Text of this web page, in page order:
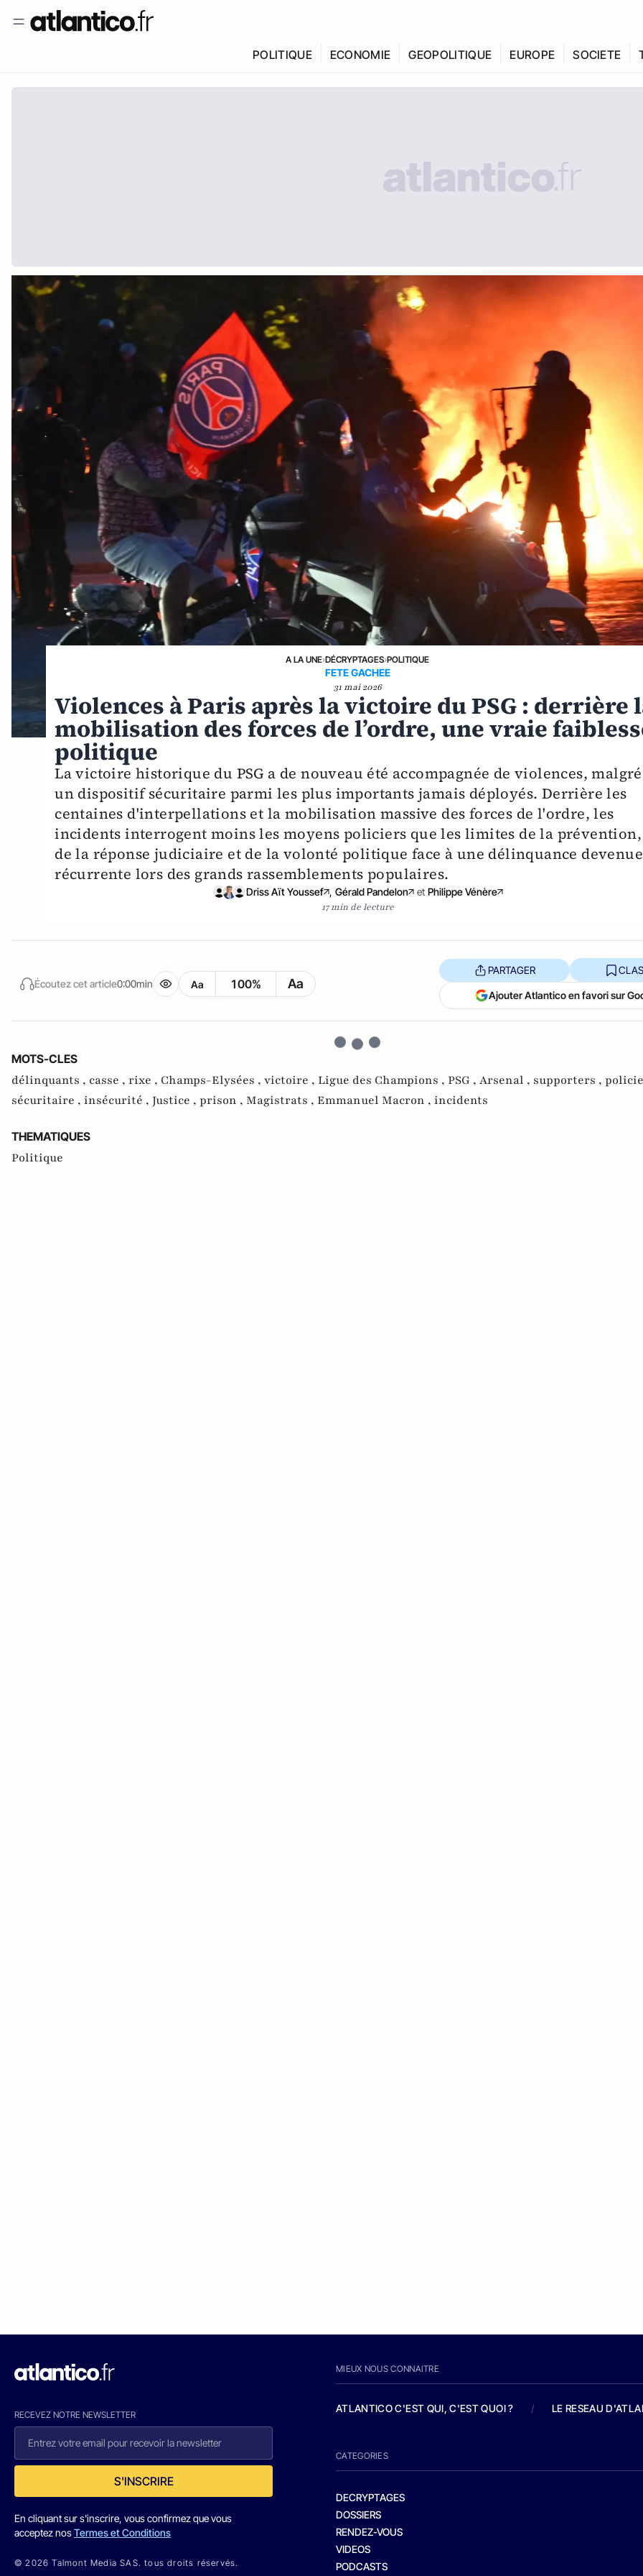
POLITIQUE ECONOMIE GEOPOLITIQUE EUROPE SOCIETE
A LA UNE›DÉCRYPTAGES›POLITIQUE
FETE GACHEE
31 mai 2026
Violences à Paris après la victoire du PSG : derrière
mobilisation des forces de l’ordre, une vraie
politique
La victoire historique du PSG a de nouveau été accompagnée de violences, malgré
un dispositif sécuritaire parmi les plus importants jamais déployés. Derrière les
centaines d'interpellations et la mobilisation massive des forces de l'ordre, les
incidents interrogent moins les moyens policiers que les limites de la prévention,
de la réponse judiciaire et de la volonté politique face à une délinquance devenue
récurrente lors des grands rassemblements populaires.
Driss Aït Youssef , Gérald Pandelon et Philippe Vénère
17 min de lecture
Écoutez cet article0:00min Aa 100% Aa
PARTAGER
Ajouter Atlantico en favori sur
MOTS-CLES
délinquants , casse , rixe , Champs-Elysées , victoire , Ligue des Champions , PSG , Arsenal , supporters ,
sécuritaire , insécurité , Justice , prison , Magistrats , Emmanuel Macron , incidents
THEMATIQUES
Politique
RECEVEZ NOTRE NEWSLETTER
S'INSCRIRE
En cliquant sur s'inscrire, vous confirmez que vous
acceptez nosTermes et Conditions
© 2026 Talmont Media SAS. tous droits réservés.
MIEUX NOUS CONNAITRE
ATLANTICO C'EST QUI, C'EST QUOI ? / LE RESEAU
CATEGORIES
DECRYPTAGES
DOSSIERS
RENDEZ-VOUS
VIDEOS
PODCASTS